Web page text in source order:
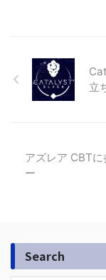
立
アズレア CBT
ー
Search